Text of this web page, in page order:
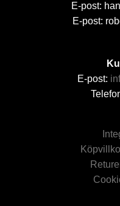
E-post:
E-post:
E-post: